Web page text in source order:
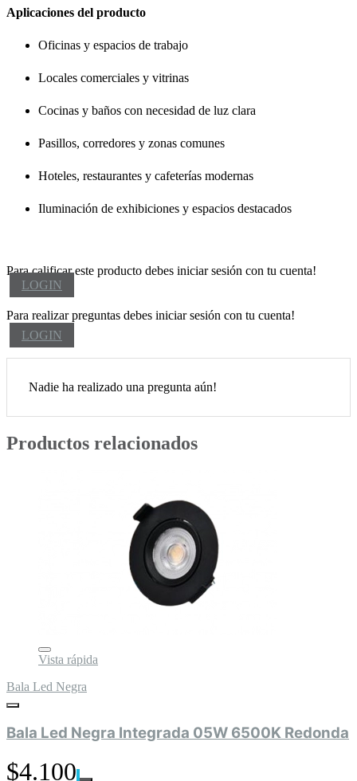
Aplicaciones del producto
Oficinas y espacios de trabajo
Locales comerciales y vitrinas
Cocinas y baños con necesidad de luz clara
Pasillos, corredores y zonas comunes
Hoteles, restaurantes y cafeterías modernas
Iluminación de exhibiciones y espacios destacados
Para calificar este producto debes iniciar sesión con tu cuenta!
LOGIN
Para realizar preguntas debes iniciar sesión con tu cuenta!
LOGIN
Nadie ha realizado una pregunta aún!
Productos relacionados
Vista rápida
Bala Led Negra
Bala Led Negra Integrada 05W 6500K Redonda
$4.100